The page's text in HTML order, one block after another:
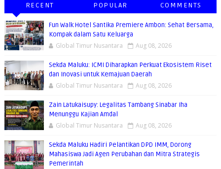
RECENT POPULAR COMMENTS
Fun Walk Hotel Santika Premiere Ambon: Sehat Bersama,
Kompak dalam Satu Keluarga
Global Timur Nusantara Aug 08, 2026
Sekda Maluku: ICMI Diharapkan Perkuat Ekosistem Riset
dan Inovasi untuk Kemajuan Daerah
Global Timur Nusantara Aug 08, 2026
Zain Latukaisupy: Legalitas Tambang Sinabar Iha
Menunggu Kajian Amdal
Global Timur Nusantara Aug 08, 2026
Sekda Maluku Hadiri Pelantikan DPD IMM, Dorong
Mahasiswa Jadi Agen Perubahan dan Mitra Strategis
Pemerintah